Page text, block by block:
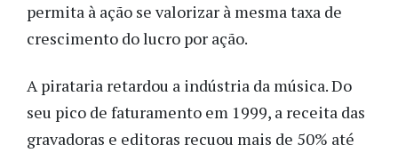
permita à ação se valorizar à mesma taxa de
crescimento do lucro por ação.
A pirataria retardou a indústria da música. Do
seu pico de faturamento em 1999, a receita das
gravadoras e editoras recuou mais de 50% até